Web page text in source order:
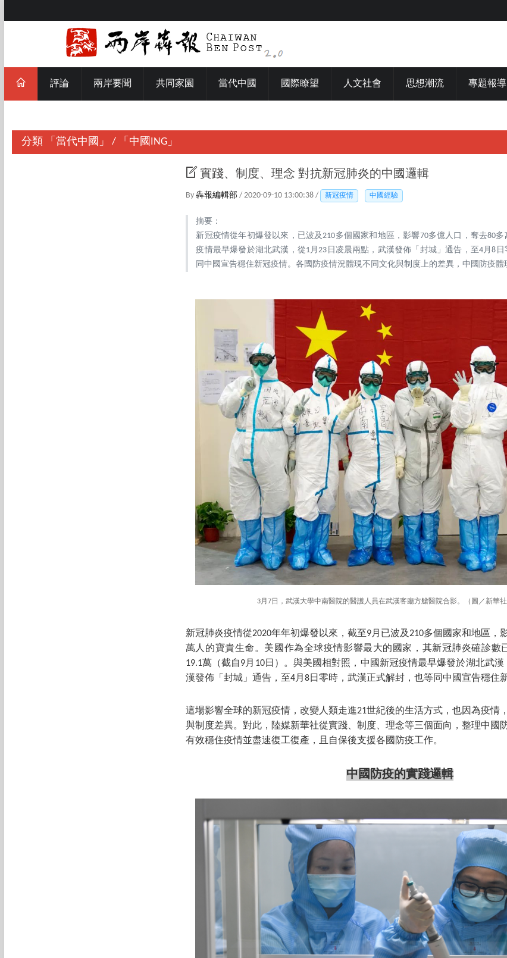
評論 兩岸要聞 共同家園 當代中國 國際瞭望 人文社會 思想潮流 專題報導
分類 「當代中國」 / 「中國ING」
實踐、制度、理念 對抗新冠肺炎的中國邏輯
By 犇報編輯部 / 2020-09-10 13:00:38 / 新冠疫情 中國經驗
摘要：
新冠疫情從年初爆發以來，已波及210多個國家和地區，影響70多億人口，奪去80
疫情最早爆發於湖北武漢，從1月23日凌晨兩點，武漢發佈「封城」通告，至4月8
同中國宣告穩住新冠疫情。各國防疫情況體現不同文化與制度上的差異，中國防疫體
3月7日，武漢大學中南醫院的醫護人員在武漢客廳方艙醫院合影。（圖／新華社
新冠肺炎疫情從2020年年初爆發以來，截至9月已波及210多個國家和地區，
萬人的寶貴生命。美國作為全球疫情影響最大的國家，其新冠肺炎確診數
19.1萬（截自9月10日）。與美國相對照，中國新冠疫情最早爆發於湖北武
漢發佈「封城」通告，至4月8日零時，武漢正式解封，也等同中國宣告穩住
這場影響全球的新冠疫情，改變人類走進21世紀後的生活方式，也因為疫情
與制度差異。對此，陸媒新華社從實踐、制度、理念等三個面向，整理中國
有效穩住疫情並盡速復工復產，且自保後支援各國防疫工作。
中國防疫的實踐邏輯